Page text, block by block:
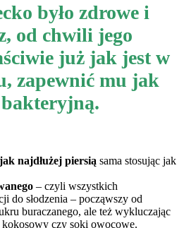
było zdrowe i
od chwili jego
już jak jest w
zapewnić mu jak
najdłużej piersią sama stosując jak
– czyli wszystkich
do słodzenia – począwszy od
buraczanego, ale też wykluczając
czy soki owocowe.